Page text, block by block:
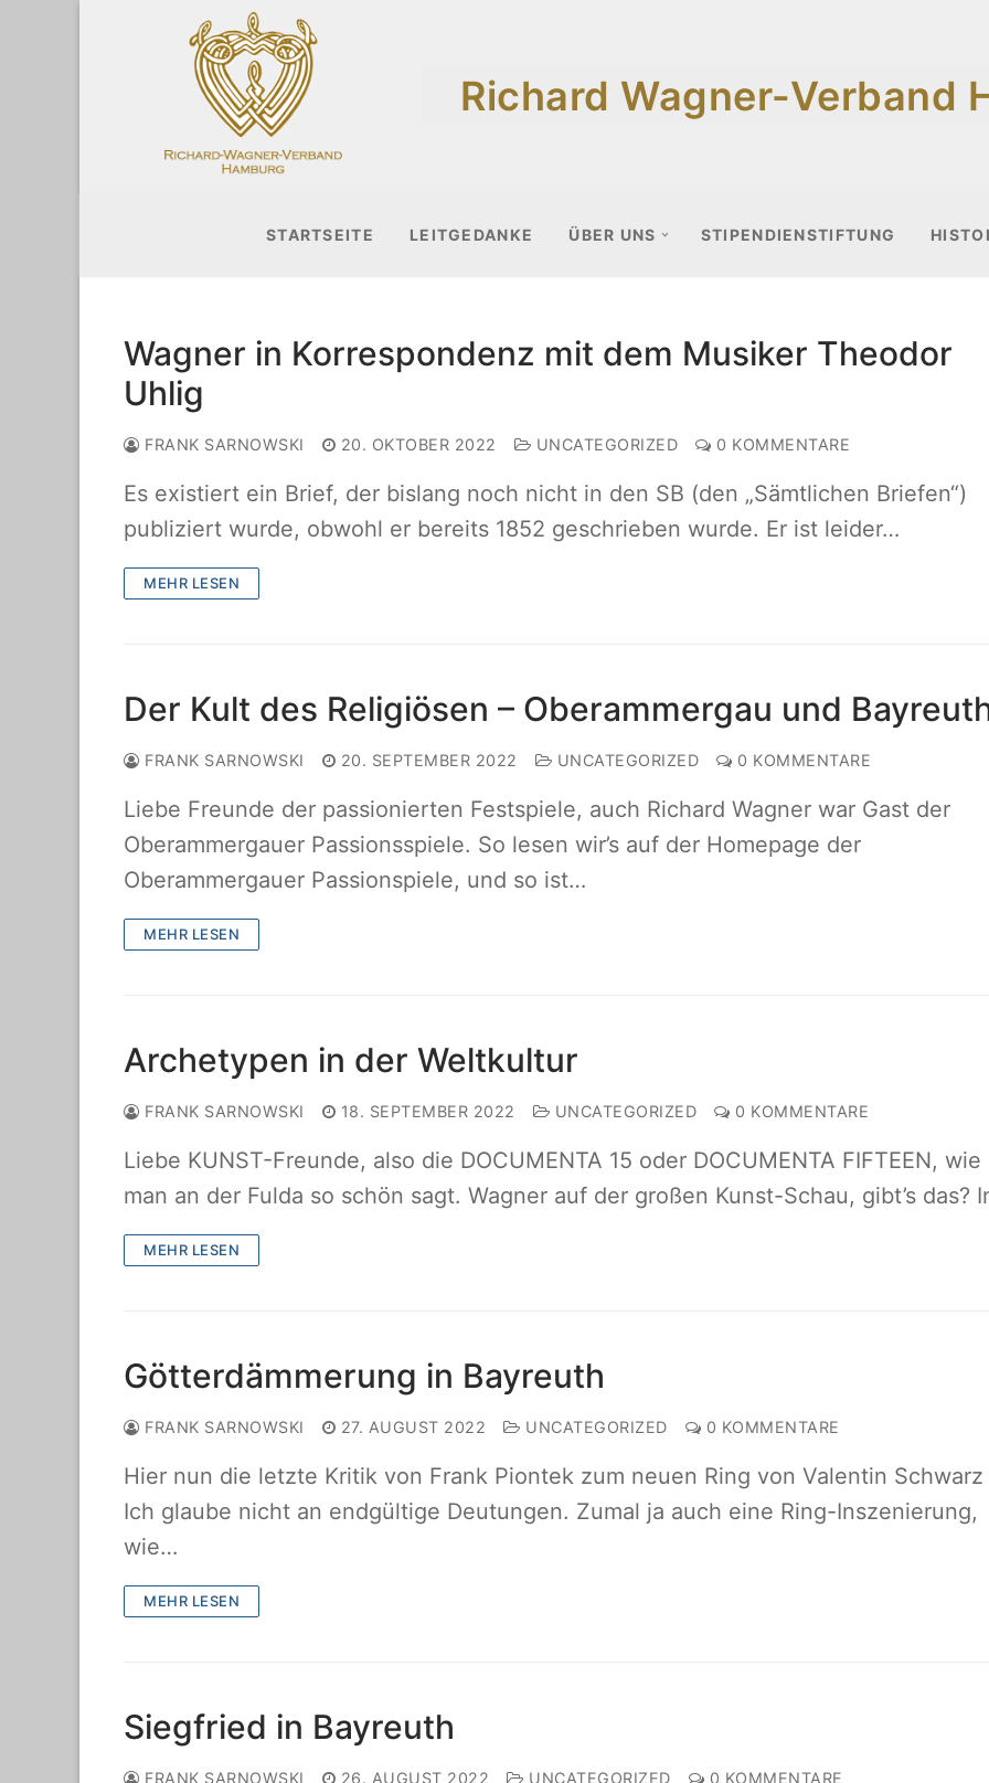
Richard Wagner-Verband
STARTSEITE LEITGEDANKE ÜBER UNS STIPENDIENSTIFTUNG
Wagner in Korrespondenz mit dem Musiker Theodor
Uhlig
FRANK SARNOWSKI 20. OKTOBER 2022 UNCATEGORIZED 0 KOMMENTARE
Es existiert ein Brief, der bislang noch nicht in den SB (den „Sämtlichen Briefen“)
publiziert wurde, obwohl er bereits 1852 geschrieben wurde. Er ist leider…
MEHR LESEN
Der Kult des Religiösen – Oberammergau und
FRANK SARNOWSKI 20. SEPTEMBER 2022 UNCATEGORIZED 0 KOMMENTARE
Liebe Freunde der passionierten Festspiele, auch Richard Wagner war Gast der
Oberammergauer Passionsspiele. So lesen wir’s auf der Homepage der
Oberammergauer Passionspiele, und so ist…
MEHR LESEN
Archetypen in der Weltkultur
FRANK SARNOWSKI 18. SEPTEMBER 2022 UNCATEGORIZED 0 KOMMENTARE
Liebe KUNST-Freunde, also die DOCUMENTA 15 oder DOCUMENTA FIFTEEN, wie
man an der Fulda so schön sagt. Wagner auf der großen Kunst-Schau, gibt’s das?
MEHR LESEN
Götterdämmerung in Bayreuth
FRANK SARNOWSKI 27. AUGUST 2022 UNCATEGORIZED 0 KOMMENTARE
Hier nun die letzte Kritik von Frank Piontek zum neuen Ring von Valentin Schwarz
Ich glaube nicht an endgültige Deutungen. Zumal ja auch eine Ring-Inszenierung,
wie…
MEHR LESEN
Siegfried in Bayreuth
FRANK SARNOWSKI 26. AUGUST 2022 UNCATEGORIZED 0 KOMMENTARE